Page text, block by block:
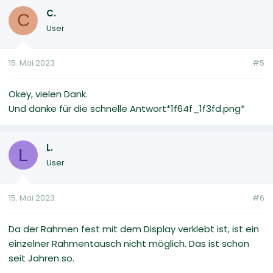
C C.
User
15. Mai 2023 #5
Okey, vielen Dank.
Und danke für die schnelle Antwort*1f64f_1f3fd.png*
L L.
User
15. Mai 2023 #6
Da der Rahmen fest mit dem Display verklebt ist, ist ein
einzelner Rahmentausch nicht möglich. Das ist schon
seit Jahren so.